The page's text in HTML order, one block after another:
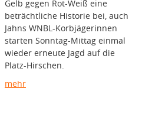
Gelb gegen Rot-Weiß eine
beträchtliche Historie bei, auch
Jahns WNBL-Korbjägerinnen
starten Sonntag-Mittag einmal
wieder erneute Jagd auf die
Platz-Hirschen.
mehr